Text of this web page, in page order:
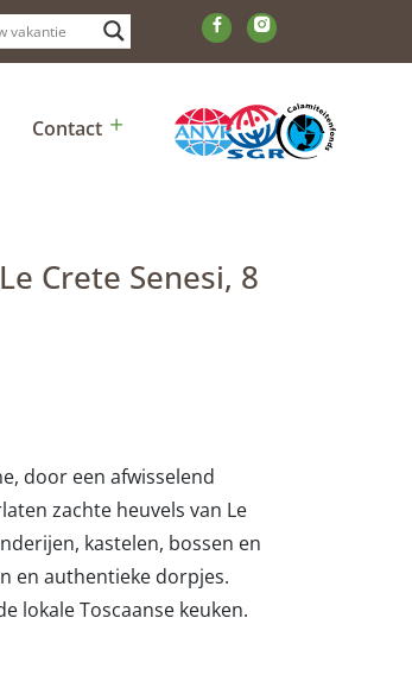
Contact
Crete Senesi, 8
door een afwisselend
zachte heuvels van Le
kastelen, bossen en
en authentieke dorpjes.
lokale Toscaanse keuken.